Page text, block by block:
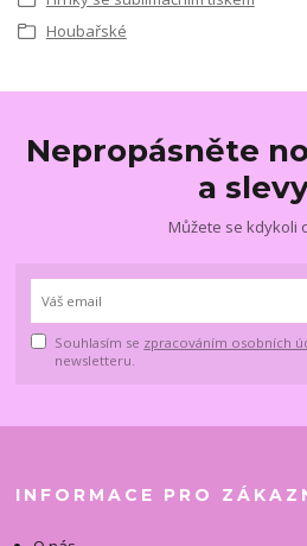
Houbařské
Nepropásněte
a
Můžete se kdykoli
Souhlasím se zpracováním osobních
newsletteru.
INFORMACE PRO